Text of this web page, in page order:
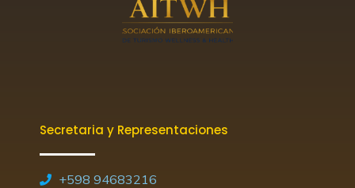
Secretaria y Representaciones
+598 94683216